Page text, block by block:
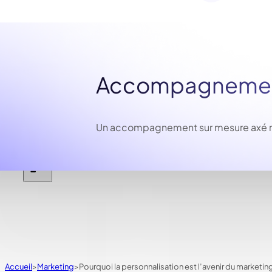
Un accompagnement sur mesure
Accueil Marketing Pourquoi la personnalisation est l’avenir du